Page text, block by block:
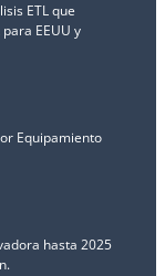
ETL que
EEUU y
Equipamiento
hasta 2025